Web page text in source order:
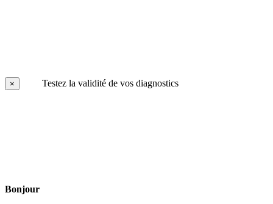
× Testez la validité de vos diagnostics
Bonjour